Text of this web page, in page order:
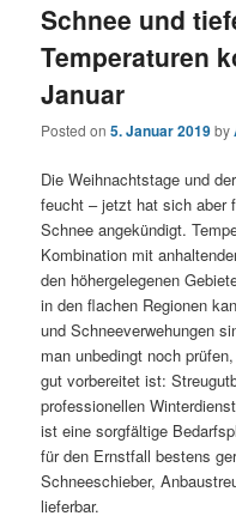
Schnee und
Temperaturen
Januar
Posted on5. Januar 2019by
Die Weihnachtstage und
feucht – jetzt hat sich aber
Schnee angekündigt.
Kombination mit
den höhergelegenen
in den flachen Regionen
und Schneeverwehungen
man unbedingt noch
gut vorbereitet ist:
professionellen
ist eine sorgfältige
für den Ernstfall bestens
Schneeschieber,
lieferbar.